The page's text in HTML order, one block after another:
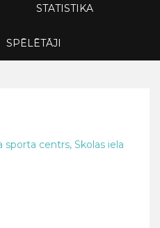
STATISTIKA
SPĒLĒTĀJI
sporta centrs, Skolas iela